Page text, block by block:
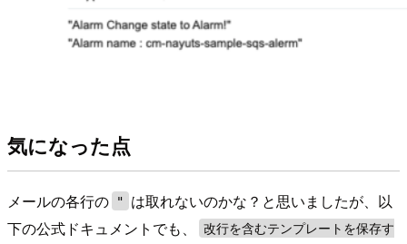
気になった点
メールの各行の "
は取れないのかな？と思いましたが、以
下の公式ドキュメントでも、
改行を含むテンプレートを保存す